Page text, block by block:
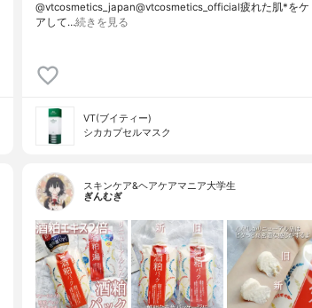
@vtcosmetics_japan@vtcosmetics_official疲れた肌*をケ
アして…続きを見る
VT(ブイティー)
シカカプセルマスク
スキンケア&ヘアケアマニア大学生
ぎんむぎ